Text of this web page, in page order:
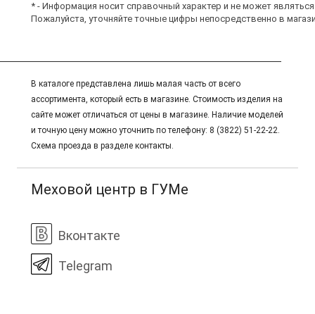
* - Информация носит справочный характер и не может
Пожалуйста, уточняйте точные цифры непосредственно в
В каталоге представлена лишь малая часть от всего
ассортимента, который есть в магазине. Стоимость изделия на
сайте может отличаться от цены в магазине. Наличие моделей
и точную цену можно уточнить по телефону: 8 (3822) 51-22-22.
Схема проезда в разделе контакты.
Меховой центр в ГУМе
Вконтакте
Telegram